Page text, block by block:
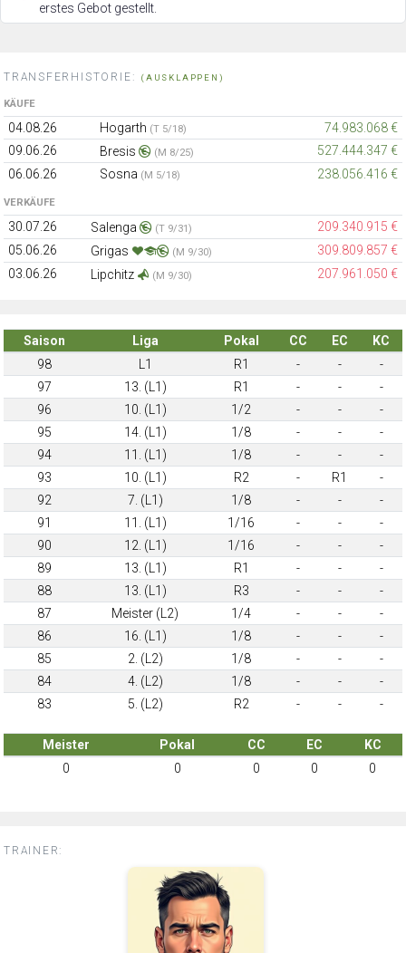
erstes Gebot gestellt.
TRANSFERHISTORIE: (AUSKLAPPEN)
KÄUFE
04.08.26 Hogarth (T 5/18)
74.983.068 €
09.06.26
Bresis (M 8/25)
527.444.347 €
06.06.26
Sosna (M 5/18) 238.056.416 €
VERKÄUFE
30.07.26 Salenga (T 9/31)
209.340.915 €
05.06.26
Grigas (M 9/30)
309.809.857 €
03.06.26
Lipchitz (M 9/30) 207.961.050 €
Saison Liga Pokal CC EC
KC
98
L1 R1 - -
-
97
13. (L1) R1 - -
-
96
10. (L1) 1/2 - -
-
95
14. (L1) 1/8 - -
-
94
11. (L1) 1/8 - -
-
93
10. (L1) R2 - R1
-
92
7. (L1) 1/8 - -
-
91
11. (L1) 1/16 - -
-
90
12. (L1) 1/16 - -
-
89
13. (L1) R1 - -
-
88
13. (L1) R3 - -
-
87
Meister (L2) 1/4 - -
-
86
16. (L1) 1/8 - -
-
85
2. (L2) 1/8 - -
-
84
4. (L2) 1/8 - -
-
83
5. (L2) R2 - - -
Meister Pokal CC EC
KC
0
0 0 0 0
TRAINER: